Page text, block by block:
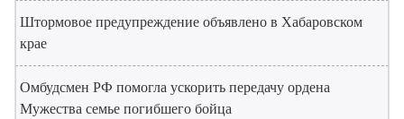
Штормовое предупреждение объявлено в Хабаровском
крае
Омбудсмен РФ помогла ускорить передачу ордена
Мужества семье погибшего бойца